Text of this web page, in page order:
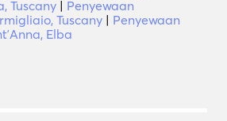
Tuscany | Penyewaan
Tuscany | Penyewaan
Elba